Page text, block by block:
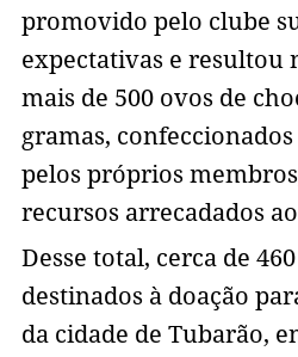
promovido pelo clube
expectativas e resultou
mais de 500 ovos de
gramas,
pelos próprios
recursos arrecadados
Desse total, cerca de
destinados à doação
da cidade de Tubarão,